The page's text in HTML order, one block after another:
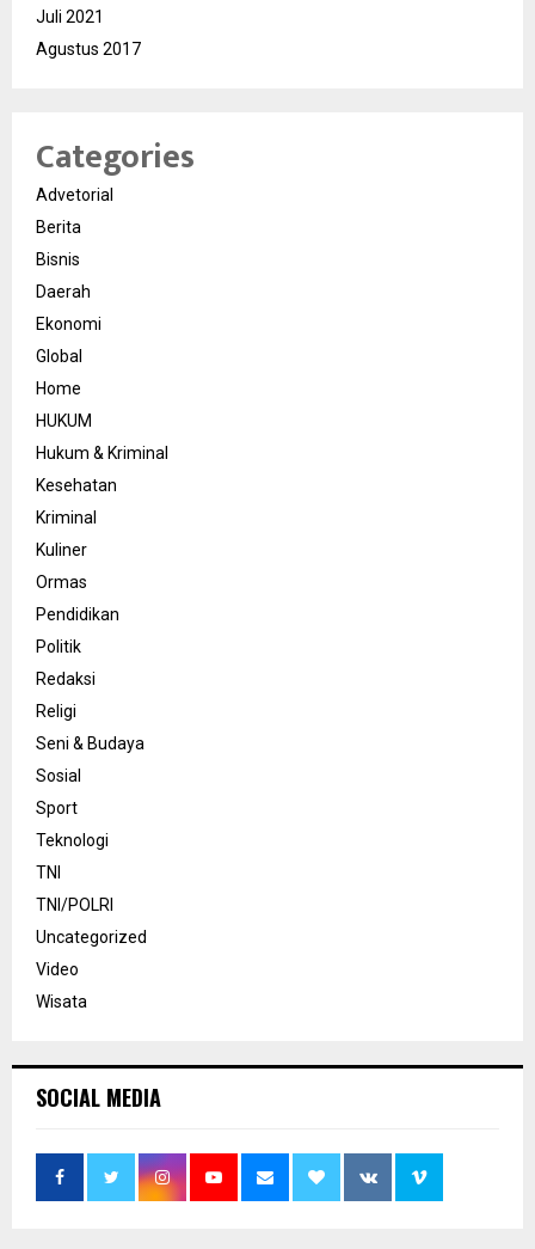
Juli 2021
Agustus 2017
Categories
Advetorial
Berita
Bisnis
Daerah
Ekonomi
Global
Home
HUKUM
Hukum & Kriminal
Kesehatan
Kriminal
Kuliner
Ormas
Pendidikan
Politik
Redaksi
Religi
Seni & Budaya
Sosial
Sport
Teknologi
TNI
TNI/POLRI
Uncategorized
Video
Wisata
SOCIAL MEDIA